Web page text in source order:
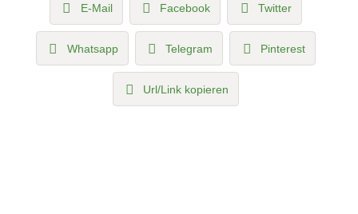
E-Mail Facebook Twitter
Whatsapp Telegram Pinterest
Url/Link kopieren